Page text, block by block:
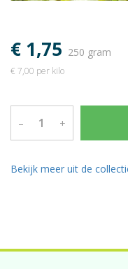
€ 1,75 250 gram
€ 7,00 per kilo
– +
Bekijk meer uit de